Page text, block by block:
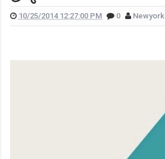
علّقت هيفا وهبي على تفجير "البيجر"؟
يورغو شلهوب تنتشر تعرفوا إليها
التي تعمل فيها هذا ما قالته (صورة)
يدخلان القفص الذهبي في روما (صور)
وزوجها وسام بريدي: أحبك (فيديو)
بالهجرة إلى كندا؟.. إليكم ما كشفه
10/25/2014 12:27:00 PM 0